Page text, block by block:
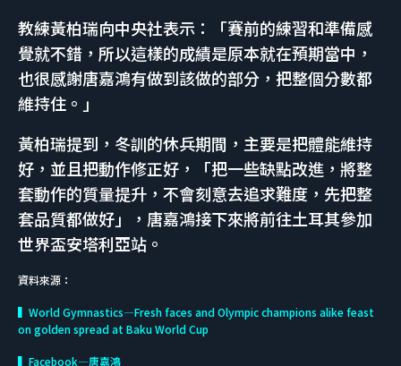
教練黃柏瑞向中央社表示：「賽前的練習和準備感
覺就不錯，所以這樣的成績是原本就在預期當中，
也很感謝唐嘉鴻有做到該做的部分，把整個分數都
維持住。」
黃柏瑞提到，冬訓的休兵期間，主要是把體能維持
好，並且把動作修正好，「把一些缺點改進，將整
套動作的質量提升，不會刻意去追求難度，先把整
套品質都做好」，唐嘉鴻接下來將前往土耳其參加
世界盃安塔利亞站。
資料來源：
▍World Gymnastics—Fresh faces and Olympic champions alike feast
on golden spread at Baku World Cup
▍Facebook—唐嘉鴻